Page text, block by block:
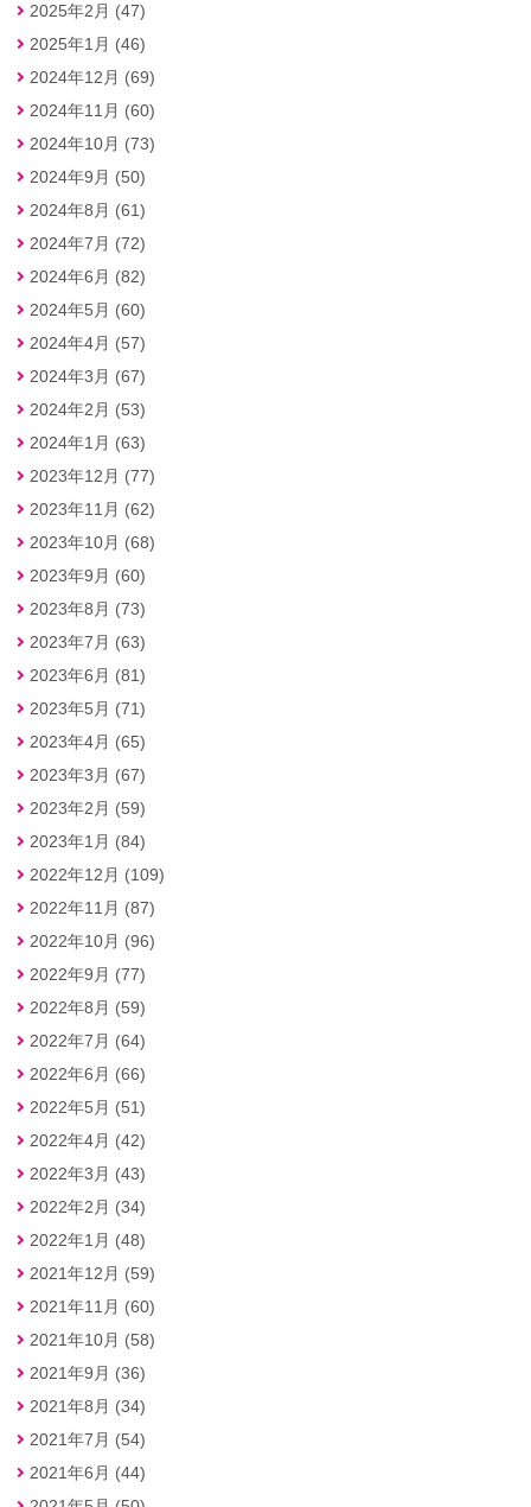
2025年2月 (47)
2025年1月 (46)
2024年12月 (69)
2024年11月 (60)
2024年10月 (73)
2024年9月 (50)
2024年8月 (61)
2024年7月 (72)
2024年6月 (82)
2024年5月 (60)
2024年4月 (57)
2024年3月 (67)
2024年2月 (53)
2024年1月 (63)
2023年12月 (77)
2023年11月 (62)
2023年10月 (68)
2023年9月 (60)
2023年8月 (73)
2023年7月 (63)
2023年6月 (81)
2023年5月 (71)
2023年4月 (65)
2023年3月 (67)
2023年2月 (59)
2023年1月 (84)
2022年12月 (109)
2022年11月 (87)
2022年10月 (96)
2022年9月 (77)
2022年8月 (59)
2022年7月 (64)
2022年6月 (66)
2022年5月 (51)
2022年4月 (42)
2022年3月 (43)
2022年2月 (34)
2022年1月 (48)
2021年12月 (59)
2021年11月 (60)
2021年10月 (58)
2021年9月 (36)
2021年8月 (34)
2021年7月 (54)
2021年6月 (44)